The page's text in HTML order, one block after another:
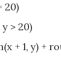
20)
> 20)
+ 1, y) +